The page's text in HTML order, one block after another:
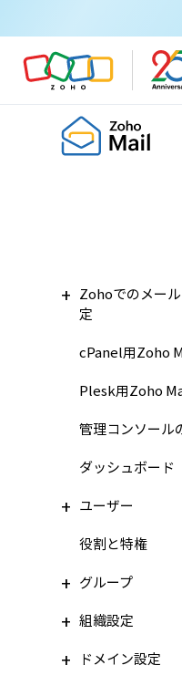
Zohoでのメー
定
cPanel用Zoho
Plesk用Zoho
管理コンソール
ダッシュボード
ユーザー
役割と特権
グループ
組織設定
ドメイン設定